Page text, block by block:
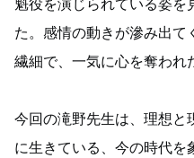
魁役を演じられている姿を
た。感情の動きが滲み出て
繊細で、一気に心を奪われ
今回の滝野先生は、理想と
に生きている、今の時代を